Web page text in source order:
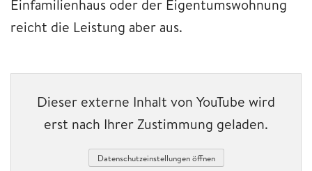
Einfamilienhaus oder der Eigentumswohnung
reicht die Leistung aber aus.
Dieser externe Inhalt von YouTube wird
erst nach Ihrer Zustimmung geladen.
Datenschutzeinstellungen öffnen